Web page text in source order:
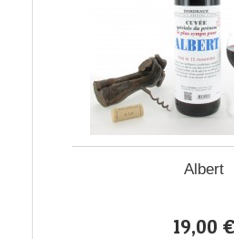
Albert
19,00 €